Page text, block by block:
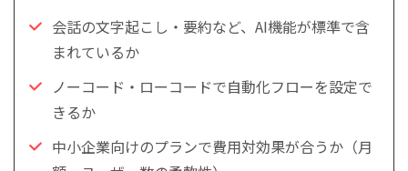
会話の文字起こし・要約など、AI機能が標準で含
まれているか
ノーコード・ローコードで自動化フローを設定で
きるか
中小企業向けのプランで費用対効果が合うか（月